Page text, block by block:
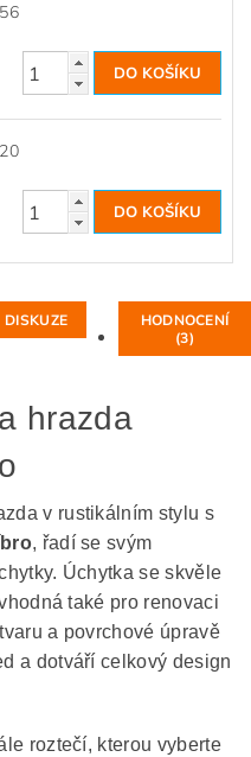
DISKUZE
HODNOCENÍ
(3)
hrazda
v rustikálním stylu s
, řadí se svým
Úchytka se skvěle
také pro renovaci
a povrchové úpravě
a dotváří celkový design
roztečí, kterou vyberte